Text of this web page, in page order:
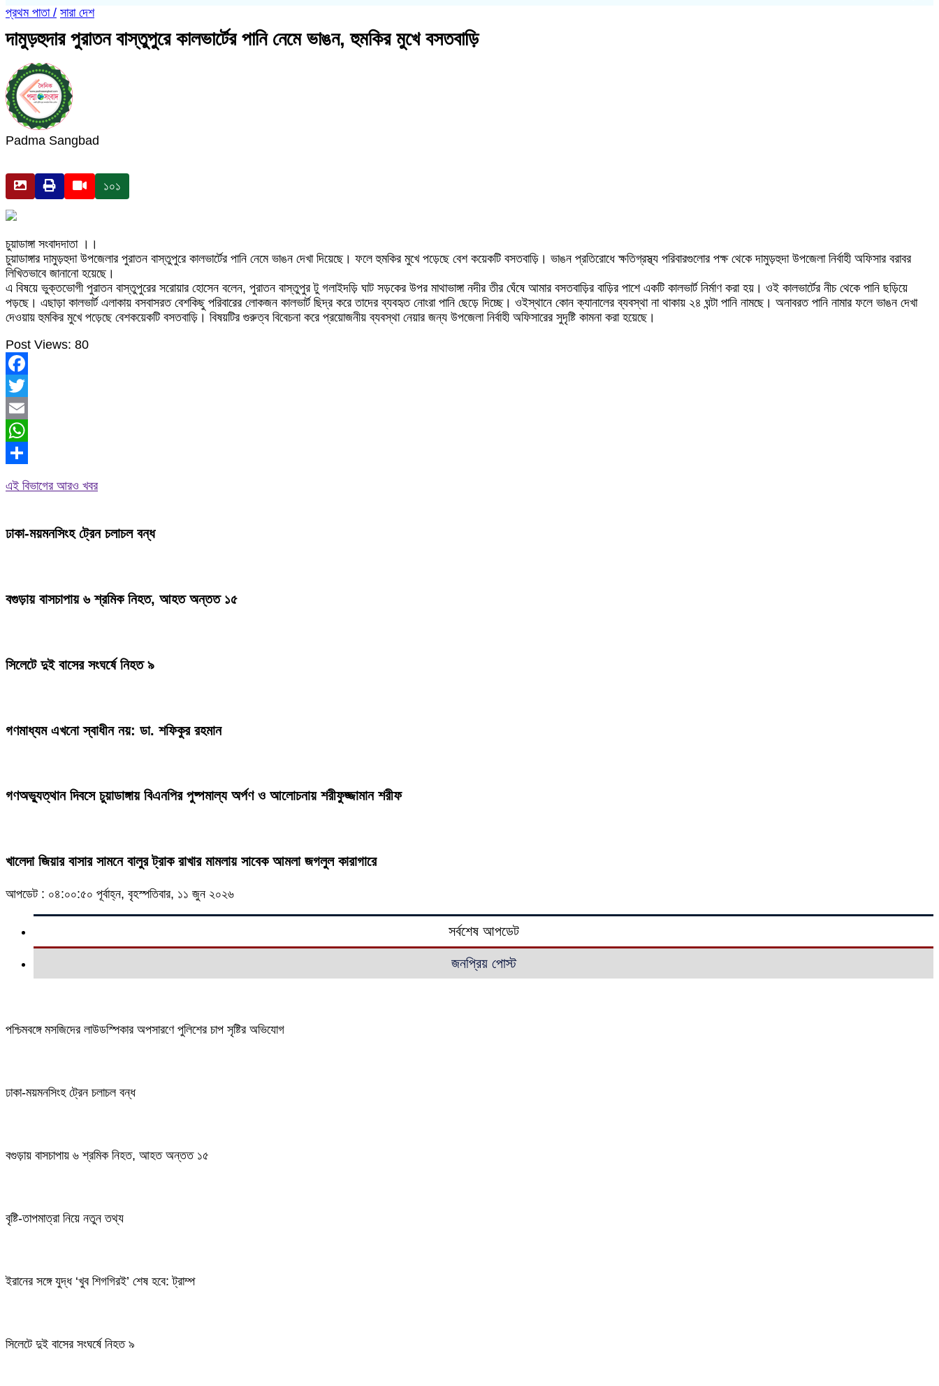
প্রথম পাতা / সারা দেশ
দামুড়হুদার পুরাতন বাস্তুপুরে কালভার্টের পানি নেমে ভাঙন, হুমকির মুখে বসতবাড়ি
Padma Sangbad
১০১
চুয়াডাঙ্গা সংবাদদাতা ।।
চুয়াডাঙ্গার দামুড়হুদা উপজেলার পুরাতন বাস্তুপুরে কালভার্টের পানি নেমে ভাঙন দেখা দিয়েছে। ফলে হুমকির মুখে পড়েছে বেশ কয়েকটি বসতবাড়ি। ভাঙন প্রতিরোধে ক্ষতিগ্রস্থ্য পরিবারগুলোর পক্ষ থেকে দামুড়হুদা উপজেলা নির্বাহী অফিসার বরাবর
লিখিতভাবে জানানো হয়েছে।
এ বিষয়ে ভুক্তভোগী পুরাতন বাস্তুপুরের সরোয়ার হোসেন বলেন, পুরাতন বাস্তুপুর টু গলাইদড়ি ঘাট সড়কের উপর মাথাভাঙ্গা নদীর তীর ঘেঁষে আমার বসতবাড়ির বাড়ির পাশে একটি কালভার্ট নির্মাণ করা হয়। ওই কালভার্টের নীচ থেকে পানি ছড়িয়ে
পড়ছে। এছাড়া কালভার্ট এলাকায় বসবাসরত বেশকিছু পরিবারের লোকজন কালভার্ট ছিদ্র করে তাদের ব্যবহৃত নোংরা পানি ছেড়ে দিচ্ছে। ওইস্থানে কোন ক্যানালের ব্যবস্থা না থাকায় ২৪ ঘন্টা পানি নামছে। অনাবরত পানি নামার ফলে ভাঙন দেখা
দেওয়ায় হুমকির মুখে পড়েছে বেশকয়েকটি বসতবাড়ি। বিষয়টির গুরুত্ব বিবেচনা করে প্রয়োজনীয় ব্যবস্থা নেয়ার জন্য উপজেলা নির্বাহী অফিসারের সুদৃষ্টি কামনা করা হয়েছে।
Post Views: 80
Facebook
Twitter
Email
WhatsApp
এই বিভাগের আরও খবর
ঢাকা-ময়মনসিংহ ট্রেন চলাচল বন্ধ
বগুড়ায় বাসচাপায় ৬ শ্রমিক নিহত, আহত অন্তত ১৫
সিলেটে দুই বাসের সংঘর্ষে নিহত ৯
গণমাধ্যম এখনো স্বাধীন নয়: ডা. শফিকুর রহমান
গণঅভ্যুত্থান দিবসে চুয়াডাঙ্গায় বিএনপির পুষ্পমাল্য অর্পণ ও আলোচনায় শরীফুজ্জামান শরীফ
খালেদা জিয়ার বাসার সামনে বালুর ট্রাক রাখার মামলায় সাবেক আমলা জগলুল কারাগারে
আপডেট : ০৪:০০:৫০ পূর্বাহ্ন, বৃহস্পতিবার, ১১ জুন ২০২৬
সর্বশেষ আপডেট
জনপ্রিয় পোস্ট
পশ্চিমবঙ্গে মসজিদের লাউডস্পিকার অপসারণে পুলিশের চাপ সৃষ্টির অভিযোগ
ঢাকা-ময়মনসিংহ ট্রেন চলাচল বন্ধ
বগুড়ায় বাসচাপায় ৬ শ্রমিক নিহত, আহত অন্তত ১৫
বৃষ্টি-তাপমাত্রা নিয়ে নতুন তথ্য
ইরানের সঙ্গে যুদ্ধ ‘খুব শিগগিরই’ শেষ হবে: ট্রাম্প
সিলেটে দুই বাসের সংঘর্ষে নিহত ৯